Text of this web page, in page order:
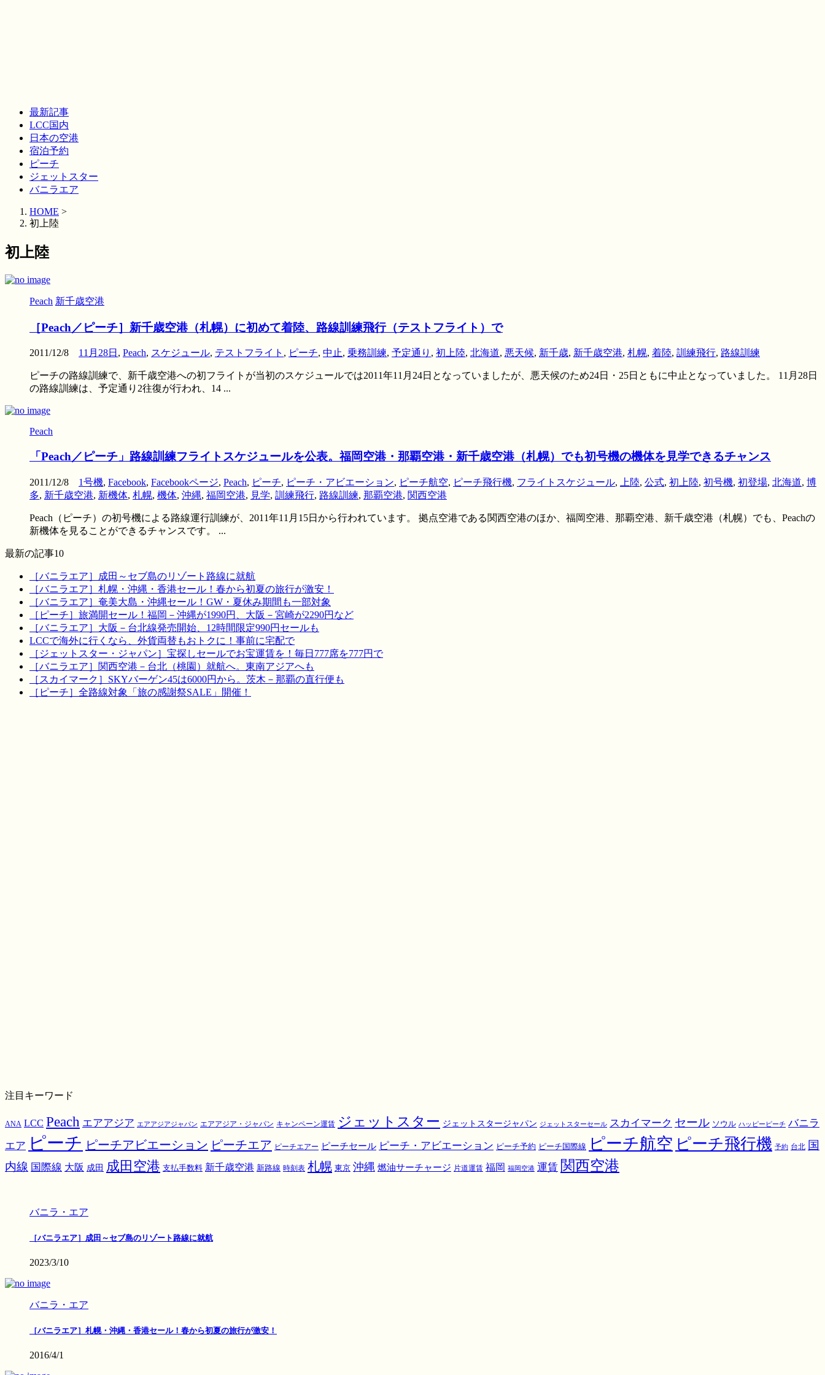
最新記事
LCC国内
日本の空港
宿泊予約
ピーチ
ジェットスター
バニラエア
HOME >
初上陸
初上陸
Peach 新千歳空港
［Peach／ピーチ］新千歳空港（札幌）に初めて着陸、路線訓練飛行（テストフライト）で
2011/12/8 11月28日 , Peach, スケジュール, テストフライト , ピーチ, 中止, 乗務訓練, 予定通り , 初上陸, 北海道, 悪天候, 新千歳, 新千歳空港, 札幌, 着陸, 訓練飛行, 路線訓練
ピーチの路線訓練で、新千歳空港への初フライトが当初のスケジュールでは2011年11月24日となっていましたが、悪天候のため24日・25日ともに中止となっていました。 11月28日
の路線訓練は、予定通り2往復が行われ、14 ...
Peach
「Peach／ピーチ」路線訓練フライトスケジュールを公表。福岡空港・那覇空港・新千歳空港（札幌）でも初号機の機体を見学できるチャンス
2011/12/8 1号機, Facebook, Facebookページ, Peach, ピーチ, ピーチ・アビエーション, ピーチ航空, ピーチ飛行機, フライトスケジュール, 上陸, 公式, 初上陸, 初号機, 初登場, 北海道, 博
多, 新千歳空港, 新機体, 札幌, 機体, 沖縄, 福岡空港, 見学, 訓練飛行, 路線訓練, 那覇空港, 関西空港
Peach（ピーチ）の初号機による路線運行訓練が、2011年11月15日から行われています。 拠点空港である関西空港のほか、福岡空港、那覇空港、新千歳空港（札幌）でも、Peachの
新機体を見ることができるチャンスです。 ...
最新の記事10
［バニラエア］成田～セブ島のリゾート路線に就航
［バニラエア］札幌・沖縄・香港セール！春から初夏の旅行が激安！
［バニラエア］奄美大島・沖縄セール！GW・夏休み期間も一部対象
［ピーチ］旅満開セール！福岡－沖縄が1990円、大阪－宮崎が2290円など
［バニラエア］大阪－台北線発売開始、12時間限定990円セールも
LCCで海外に行くなら、外貨両替もおトクに！事前に宅配で
［ジェットスター・ジャパン］宝探しセールでお宝運賃を！毎日777席を777円で
［バニラエア］関西空港－台北（桃園）就航へ。東南アジアへも
［スカイマーク］SKYバーゲン45は6000円から。茨木－那覇の直行便も
［ピーチ］全路線対象「旅の感謝祭SALE」開催！
注目キーワード
ANA LCC Peach エアアジア エアアジアジャパン エアアジア・ジャパン キャンペーン運賃 ジェットスター ジェットスタージャパン ジェットスターセール スカイマーク セール ソウル ハッピーピーチ バニラ
エア ピーチ ピーチアビエーション ピーチエア ピーチエアー ピーチセール ピーチ・アビエーション ピーチ予約 ピーチ国際線 ピーチ航空 ピーチ飛行機 予約 台北 国
内線 国際線 大阪 成田 成田空港 支払手数料 新千歳空港 新路線 時刻表 札幌 東京 沖縄 燃油サーチャージ 片道運賃 福岡 福岡空港 運賃 関西空港
バニラ・エア
［バニラエア］成田～セブ島のリゾート路線に就航
2023/3/10
バニラ・エア
［バニラエア］札幌・沖縄・香港セール！春から初夏の旅行が激安！
2016/4/1